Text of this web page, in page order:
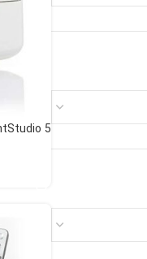
5 PCR Realtime QuantStudio